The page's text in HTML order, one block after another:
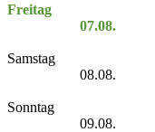
Freitag
07.08.
Samstag
08.08.
Sonntag
09.08.